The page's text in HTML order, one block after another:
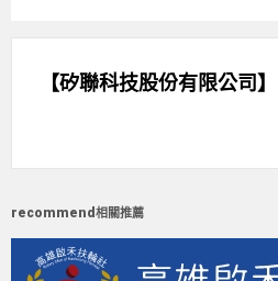
【矽聯科技股份有限公司】
recommend 相關推薦